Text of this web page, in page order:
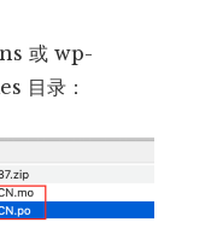
或 wp-
目录：